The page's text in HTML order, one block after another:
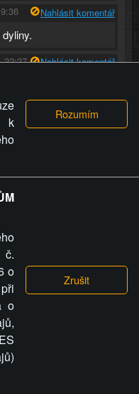
Nahlásit komentář
22:27 Nahlásit komentář
vy jste letadlo
Nahlásit komentář
Můj nick vzniknul
znamená německy
znamená německy
o německo-anglickou
&quot;psí
to napsal cikán?
k
o
o